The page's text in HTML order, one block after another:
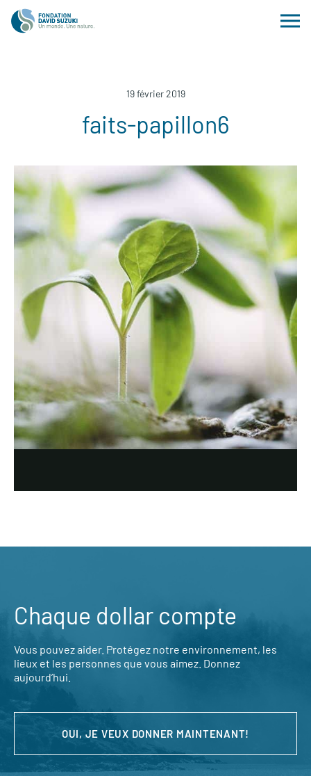
19 février 2019
faits-papillon6
Chaque dollar compte
Vous pouvez aider. Protégez notre environnement, les
lieux et les personnes que vous aimez. Donnez
aujourd’hui.
OUI, JE VEUX DONNER MAINTENANT!